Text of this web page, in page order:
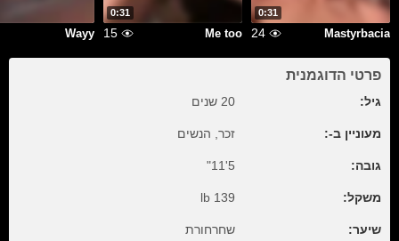
0:31
Mastyrbacia
24
0:31
Me too
15
Wayy
פרטי הדוגמנית
גיל: 20 שנים
מעוניין ב-: זכר, הנשים
גובה: 5'11"
משקל: 139 lb
שיער: שחרחורת